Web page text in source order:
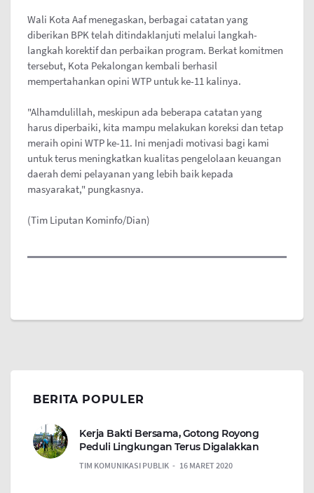
Wali Kota Aaf menegaskan, berbagai catatan yang
diberikan BPK telah ditindaklanjuti melalui langkah-
langkah korektif dan perbaikan program. Berkat komitmen
tersebut, Kota Pekalongan kembali berhasil
mempertahankan opini WTP untuk ke-11 kalinya.
"Alhamdulillah, meskipun ada beberapa catatan yang
harus diperbaiki, kita mampu melakukan koreksi dan tetap
meraih opini WTP ke-11. Ini menjadi motivasi bagi kami
untuk terus meningkatkan kualitas pengelolaan keuangan
daerah demi pelayanan yang lebih baik kepada
masyarakat," pungkasnya.
(Tim Liputan Kominfo/Dian)
BERITA POPULER
Kerja Bakti Bersama, Gotong Royong
Peduli Lingkungan Terus Digalakkan
TIM KOMUNIKASI PUBLIK 16 MARET 2020